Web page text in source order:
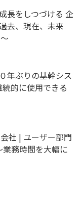
長をしつづける 企
去、現在、未来
年ぶりの基幹シス
的に使用できる
社 | ユーザー部門
務時間を大幅に